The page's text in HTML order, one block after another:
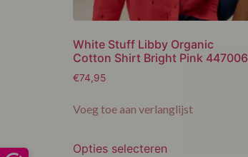
White Stuff Libby Organic
Cotton Shirt Bright Pink 447006
€74,95
Voeg toe aan verlanglijst
Opties selecteren